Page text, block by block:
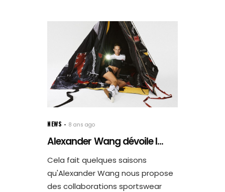
NEWS 8 ans ago
Alexander Wang dévoile l...
Cela fait quelques saisons
qu'Alexander Wang nous propose
des collaborations sportswear